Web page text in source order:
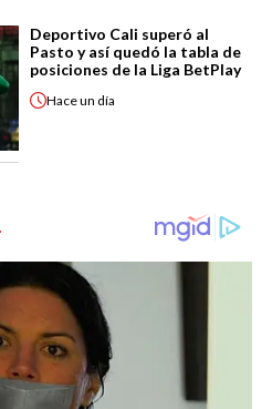
Deportivo Cali superó al
Pasto y así quedó la tabla de
posiciones de la Liga BetPlay
Haceun día